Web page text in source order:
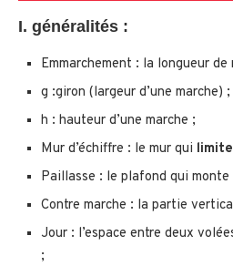
I. généralités :
Emmarchement : la longueur de
g :giron (largeur d’une marche) ;
h : hauteur d’une marche ;
Mur d’échiffre : le mur qui
Paillasse : le plafond qui monte
Contre marche : la partie
Jour : l’espace entre deux
;